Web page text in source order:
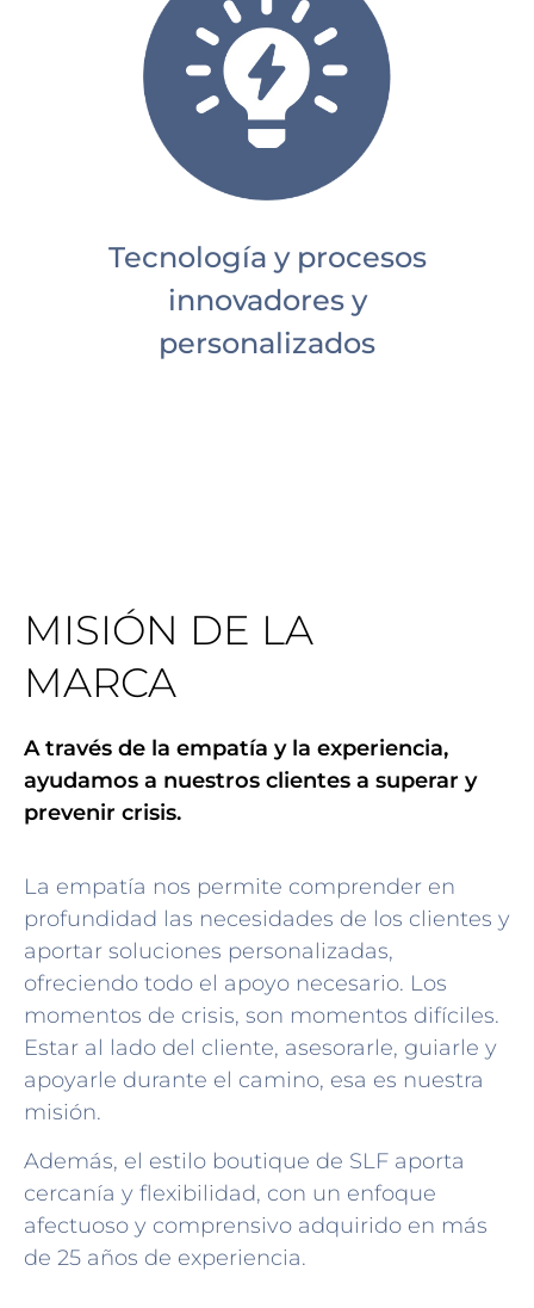
Tecnología y procesos
innovadores y
personalizados
MISIÓN DE LA
MARCA
A través de la empatía y la experiencia,
ayudamos a nuestros clientes a superar y
prevenir crisis.
La empatía nos permite comprender en
profundidad las necesidades de los clientes y
aportar soluciones personalizadas,
ofreciendo todo el apoyo necesario. Los
momentos de crisis, son momentos difíciles.
Estar al lado del cliente, asesorarle, guiarle y
apoyarle durante el camino, esa es nuestra
misión.
Además, el estilo boutique de SLF aporta
cercanía y flexibilidad, con un enfoque
afectuoso y comprensivo adquirido en más
de 25 años de experiencia.